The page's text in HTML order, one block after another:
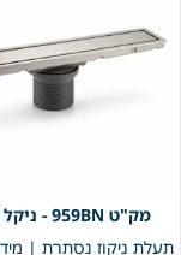
959BN - ניקל מוברש